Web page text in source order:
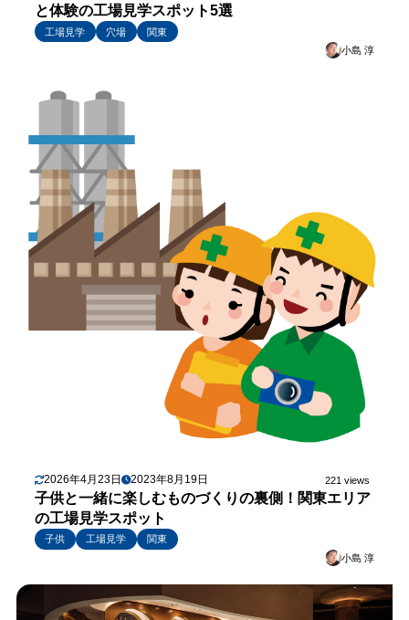
と体験の工場見学スポット5選
工場見学 穴場
関東
小島 淳
2026年4月23日 2023年8月19日 221 views
子供と一緒に楽しむものづくりの裏側！関東エリア
の工場見学スポット
子供 工場見学
関東
小島 淳